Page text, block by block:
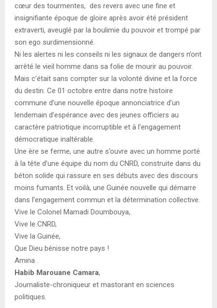
cœur des tourmentes, des revers avec une fine et
insignifiante époque de gloire après avoir été président
extraverti, aveuglé par la boulimie du pouvoir et trompé par
son ego surdimensionné.
Ni les alertes ni les conseils ni les signaux de dangers n’ont
arrêté le vieil homme dans sa folie de mourir au pouvoir.
Mais c’était sans compter sur la volonté divine et la force
du destin. Ce 01 octobre entre dans notre histoire
commune d’une nouvelle époque annonciatrice d’un
lendemain d’espérance avec des jeunes officiers au
caractère patriotique incorruptible et à l’engagement
démocratique inaltérable.
Une ère se ferme, une autre s’ouvre avec un homme porté
à la tête d’une équipe du nom du CNRD, construite dans du
béton solide qui rassure en ses débuts avec des discours
moins fumants. Et voilà, une Guinée nouvelle qui démarre
dans l’engagement commun et la détermination collective.
Vive le Colonel Mamadi Doumbouya,.
Vive le CNRD,
Vive la Guinée,
Que Dieu bénisse notre pays !
Amina .
Habib Marouane Camara,
Journaliste-chroniqueur et mastorant en sciences
politiques.